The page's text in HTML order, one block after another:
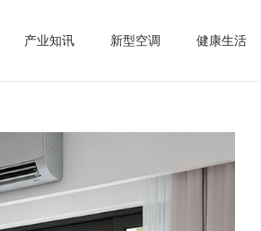
产业知讯 新型空调 健康生活